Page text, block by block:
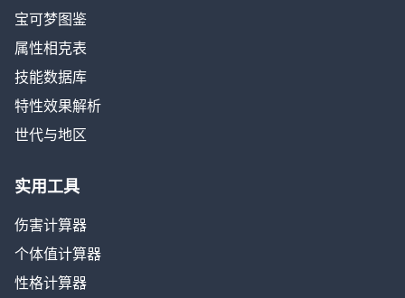
宝可梦图鉴
属性相克表
技能数据库
特性效果解析
世代与地区
实用工具
伤害计算器
个体值计算器
性格计算器